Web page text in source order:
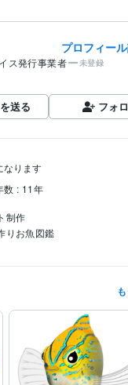
プロフィー
ス発行事業者 未登録
送る フォ
なります
数 : 11年
制作
りお魚図鑑